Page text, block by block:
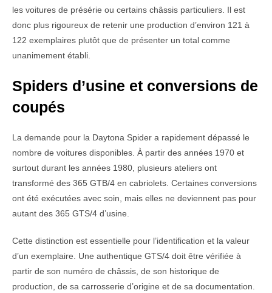
les voitures de présérie ou certains châssis particuliers. Il est
donc plus rigoureux de retenir une production d’environ 121 à
122 exemplaires plutôt que de présenter un total comme
unanimement établi.
Spiders d’usine et conversions de
coupés
La demande pour la Daytona Spider a rapidement dépassé le
nombre de voitures disponibles. À partir des années 1970 et
surtout durant les années 1980, plusieurs ateliers ont
transformé des 365 GTB/4 en cabriolets. Certaines conversions
ont été exécutées avec soin, mais elles ne deviennent pas pour
autant des 365 GTS/4 d’usine.
Cette distinction est essentielle pour l’identification et la valeur
d’un exemplaire. Une authentique GTS/4 doit être vérifiée à
partir de son numéro de châssis, de son historique de
production, de sa carrosserie d’origine et de sa documentation.